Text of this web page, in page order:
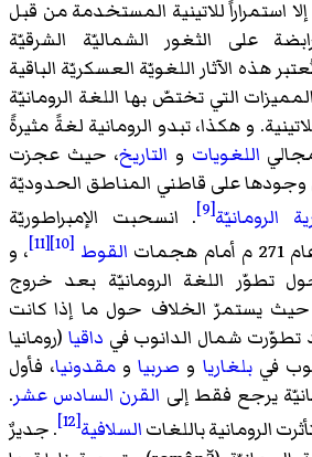
استمراراً للاتينية المستخدمة من قبل
على الثغور الشماليّة الشرقيّة
هذه الآثار اللغويّة العسكريّة الباقية
التي تختصّ بها اللغة الرومانيّة
و هكذا، تبدو الرومانية لغةً مثيرةً
اللغويات و التاريخ، حيث عجزت
وجودها على قاطني المناطق الحدوديّة
الرومانيّة[9]
. انسحبت الإمبراطوريّة
هجمات القوط [10]
[11]
، و
اللغة الرومانيّة بعد خروج
حيث يستمرّ الخلاف حول ما إذا كانت
تطوّرت شمال الدانوب في داقيا (رومانيا
فيبلغاريا و صربياو مقدونيا، فأول
يرجع فقط إلى القرن السادس عشر.
الرومانية باللغاتالسلافية[12]
. جديرٌ